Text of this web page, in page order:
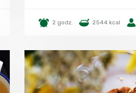
2 godz. 2544 kcal